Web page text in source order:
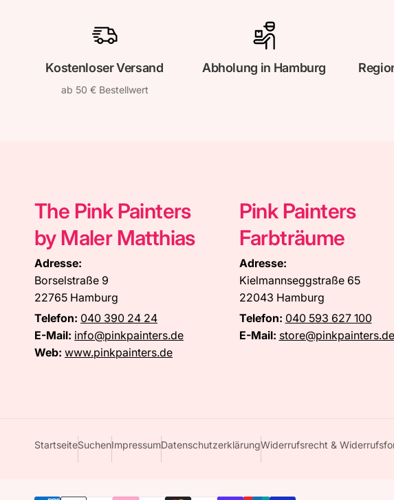
Kostenloser Versand
ab 50 € Bestellwert
Abholung in Hamburg
The Pink Painters
by Maler Matthias
Adresse:
Borselstraße 9
22765 Hamburg
Telefon: 040 390 24 24
E-Mail: info@pinkpainters.de
Web: www.pinkpainters.de
Pink Painters
Farbträume
Adresse:
Kielmannseggstraße 65
22043 Hamburg
Telefon: 040 593 627 100
E-Mail: store@pinkpainters.de
StartseiteSuchenImpressumDatenschutzerklärungWiderrufsrecht &